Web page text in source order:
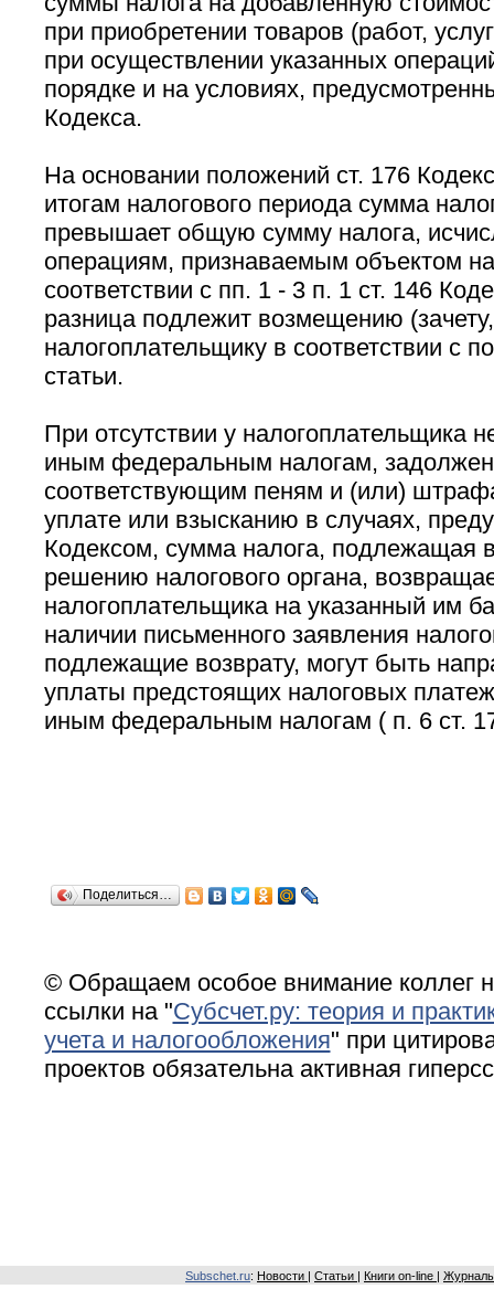
при приобретении товаров (работ,
при осуществлении указанных
порядке и на условиях,
Кодекса.
На основании положений ст. 176
итогам налогового периода сумма
превышает общую сумму налога,
операциям, признаваемым объектом
соответствии с пп. 1 - 3 п. 1 ст. 146
разница подлежит возмещению
налогоплательщику в соответствии с
статьи.
При отсутствии у налогоплательщика
иным федеральным налогам,
соответствующим пеням и (или)
уплате или взысканию в случаях,
Кодексом, сумма налога, подлежащая
решению налогового органа,
налогоплательщика на указанный им
наличии письменного заявления
подлежащие возврату, могут быть
уплаты предстоящих налоговых
иным федеральным налогам ( п. 6 ст.
Поделиться…
© Обращаем особое внимание коллег
ссылки на "Субсчет.ру: теория и
учета и налогообложения" при
проектов обязательна активная
Subschet.ru: Новости Статьи Книги on-line